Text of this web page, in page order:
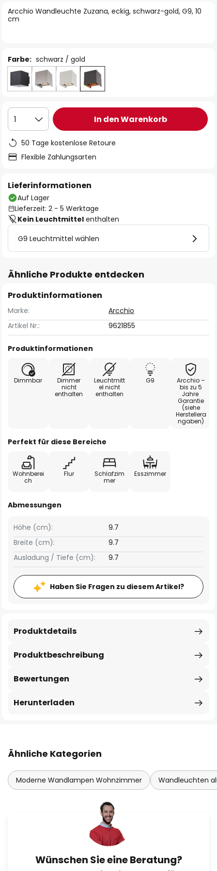
Arcchio Wandleuchte Zuzana, eckig, schwarz-gold, G9, 10
cm
Farbe: schwarz / gold
1 In den Warenkorb
50 Tage kostenlose Retoure
Flexible Zahlungsarten
Lieferinformationen
Auf Lager
Lieferzeit: 2 - 5 Werktage
Kein Leuchtmittel enthalten
G9 Leuchtmittel wählen
Ähnliche Produkte entdecken
Produktinformationen
Marke:
Arcchio
Artikel Nr.:
9621855
Produktinformationen
Dimmbar
Dimmer
nicht
enthalten
Leuchtmitt
el nicht
enthalten
G9
Arcchio –
bis zu 5
Jahre
Garantie
(siehe
Herstellera
ngaben)
Perfekt für diese Bereiche
Wohnberei
ch
Flur
Schlafzim
mer
Esszimmer
Abmessungen
Breite (cm): 9.7
Höhe (cm): 9.7
Ausladung / Tiefe (cm): 9.7
Haben Sie Fragen zu diesem Artikel?
Produktbeschreibung
Produktdetails
Bewertungen
Herunterladen
Ähnliche Kategorien
Moderne Wandlampen Wohnzimmer Wandleuchten
Wünschen Sie eine Beratung?